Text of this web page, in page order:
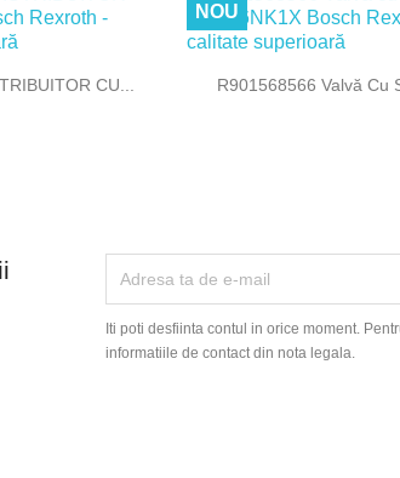
rapida CU...  Vizualizare
R901568566 Valvă Cu
NOU
Iti poti desfiinta contul in orice moment.
informatiile de contact din nota legala.